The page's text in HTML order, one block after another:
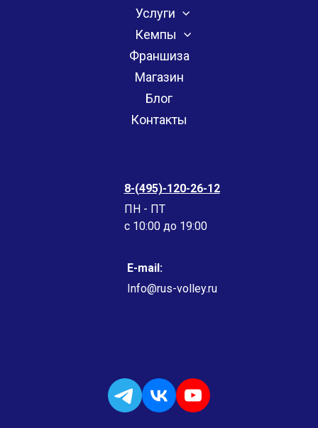
Услуги
Кемпы
Франшиза
Магазин
Блог
Контакты
8-(495)-120-26-12
ПН - ПТ
c 10:00 до 19:00
E-mail:
Info@rus-volley.ru